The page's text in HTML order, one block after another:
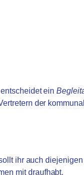
entscheidet ein
der
ihr auch
mit draufhabt.